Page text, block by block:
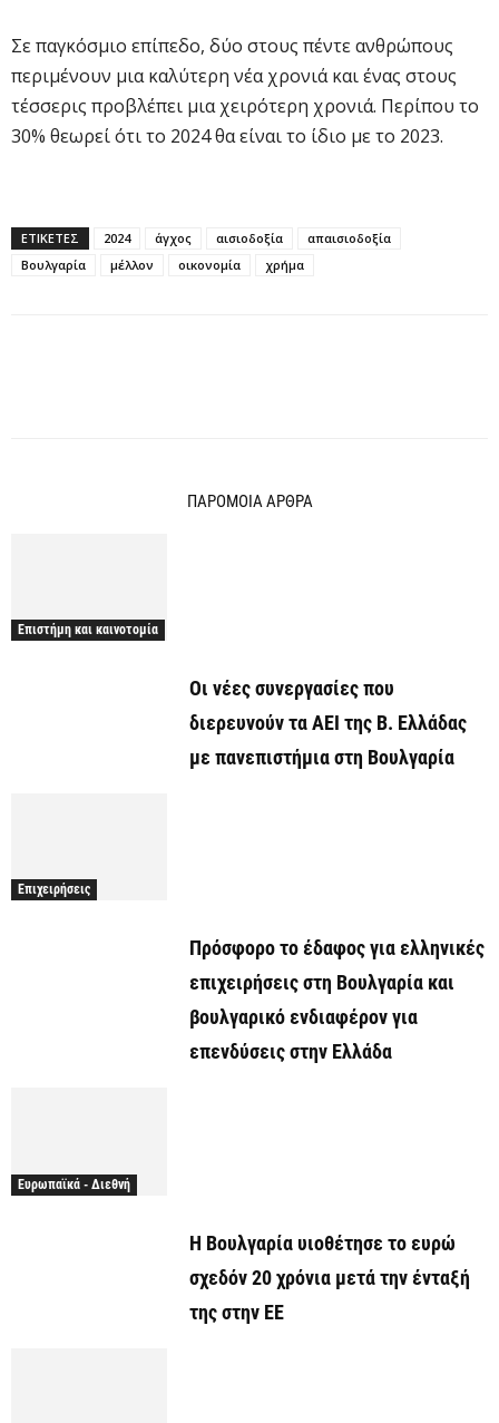
Σε παγκόσμιο επίπεδο, δύο στους πέντε ανθρώπους
περιμένουν μια καλύτερη νέα χρονιά και ένας στους
τέσσερις προβλέπει μια χειρότερη χρονιά. Περίπου το
30% θεωρεί ότι το 2024 θα είναι το ίδιο με το 2023.
ΕΤΙΚΕΤΕΣ 2024 άγχος αισιοδοξία
απαισιοδοξία
Βουλγαρία
μέλλον οικονομία χρήμα
ΠΑΡΟΜΟΙΑ ΑΡΘΡΑ
Επιστήμη και καινοτομία
Οι νέες συνεργασίες που
διερευνούν τα ΑΕΙ της Β. Ελλάδας
με πανεπιστήμια στη Βουλγαρία
Επιχειρήσεις
Πρόσφορο το έδαφος για ελληνικές
επιχειρήσεις στη Βουλγαρία και
βουλγαρικό ενδιαφέρον για
επενδύσεις στην Ελλάδα
Ευρωπαϊκά - Διεθνή
H Βουλγαρία υιοθέτησε το ευρώ
σχεδόν 20 χρόνια μετά την ένταξή
της στην ΕΕ